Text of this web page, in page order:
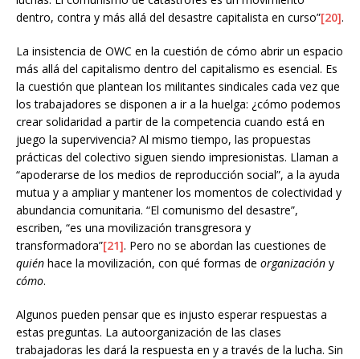
dentro, contra y más allá del desastre capitalista en curso”[20].
La insistencia de OWC en la cuestión de cómo abrir un espacio
más allá del capitalismo dentro del capitalismo es esencial. Es
la cuestión que plantean los militantes sindicales cada vez que
los trabajadores se disponen a ir a la huelga: ¿cómo podemos
crear solidaridad a partir de la competencia cuando está en
juego la supervivencia? Al mismo tiempo, las propuestas
prácticas del colectivo siguen siendo impresionistas. Llaman a
“apoderarse de los medios de reproducción social”, a la ayuda
mutua y a ampliar y mantener los momentos de colectividad y
abundancia comunitaria. “El comunismo del desastre”,
escriben, “es una movilización transgresora y
transformadora”[21]. Pero no se abordan las cuestiones de
quién hace la movilización, con qué formas de organización y
cómo.
Algunos pueden pensar que es injusto esperar respuestas a
estas preguntas. La autoorganización de las clases
trabajadoras les dará la respuesta en y a través de la lucha. Sin